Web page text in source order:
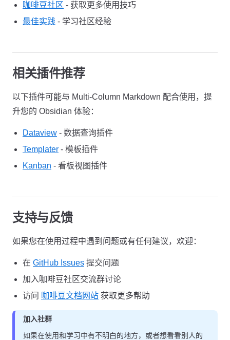
咖啡豆社区 - 获取更多使用技巧
最佳实践 - 学习社区经验
相关插件推荐
以下插件可能与 Multi-Column Markdown 配合使用，提
升您的 Obsidian 体验：
Dataview - 数据查询插件
Templater - 模板插件
Kanban - 看板视图插件
支持与反馈
如果您在使用过程中遇到问题或有任何建议，欢迎：
在 GitHub Issues 提交问题
加入咖啡豆社区交流群讨论
访问 咖啡豆文档网站 获取更多帮助
加入社群
如果在使用和学习中有不明白的地方，或者想看看别人的